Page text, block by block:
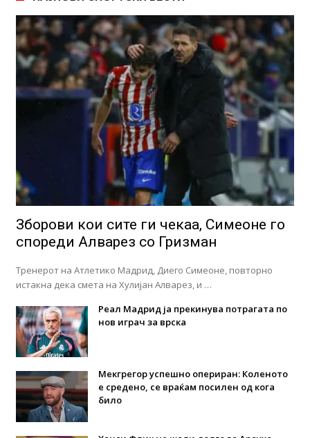
Зборови кои сите ги чекаа, Симеоне го
спореди Алварез со Гризман
Тренерот на Атлетико Мадрид, Диего Симеоне, повторно
истакна дека смета на Хулијан Алварез, и …
Реал Мадрид ја прекинува потрагата по
нов играч за врска
Мекгрегор успешно опериран: Коленото
е средено, се враќам посилен од кога
било